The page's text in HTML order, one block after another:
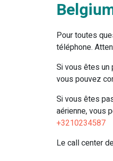
Pour toutes
téléphone.
Si vous êtes
vous pouvez
Si vous êtes
aérienne, vous
+3210234587
Le call center